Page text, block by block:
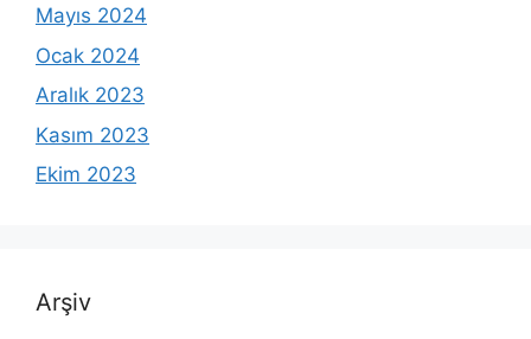
Mayıs 2024
Ocak 2024
Aralık 2023
Kasım 2023
Ekim 2023
Arşiv